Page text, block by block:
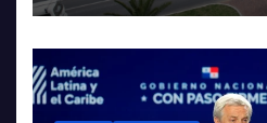
LITIO